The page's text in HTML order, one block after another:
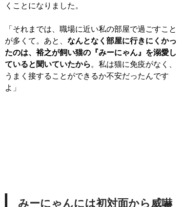
くことになりました。
「それまでは、職場に近い私の部屋で過ごすこと
が多くて。あと、 なんとなく部屋に行きにくかっ
たのは、裕之が飼い猫の『みーにゃん』を溺愛し
ていると聞いていたから 。私は猫に免疫がなく、
うまく接することができるか不安だったんです
よ」
みーにゃんには初対面から威嚇